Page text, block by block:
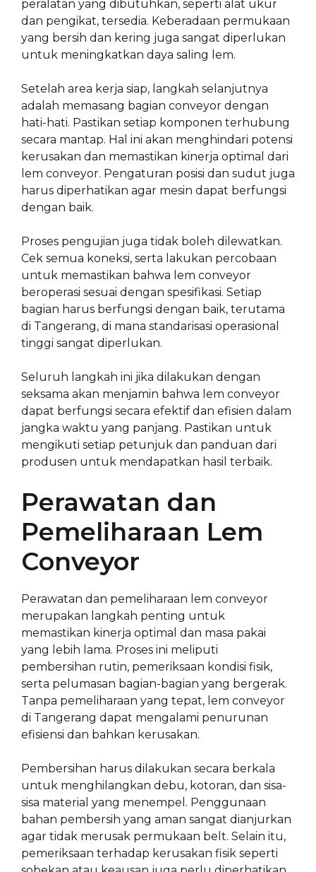
peralatan yang dibutuhkan, seperti alat ukur
dan pengikat, tersedia. Keberadaan permukaan
yang bersih dan kering juga sangat diperlukan
untuk meningkatkan daya saling lem.
Setelah area kerja siap, langkah selanjutnya
adalah memasang bagian conveyor dengan
hati-hati. Pastikan setiap komponen terhubung
secara mantap. Hal ini akan menghindari potensi
kerusakan dan memastikan kinerja optimal dari
lem conveyor. Pengaturan posisi dan sudut juga
harus diperhatikan agar mesin dapat berfungsi
dengan baik.
Proses pengujian juga tidak boleh dilewatkan.
Cek semua koneksi, serta lakukan percobaan
untuk memastikan bahwa lem conveyor
beroperasi sesuai dengan spesifikasi. Setiap
bagian harus berfungsi dengan baik, terutama
di Tangerang, di mana standarisasi operasional
tinggi sangat diperlukan.
Seluruh langkah ini jika dilakukan dengan
seksama akan menjamin bahwa lem conveyor
dapat berfungsi secara efektif dan efisien dalam
jangka waktu yang panjang. Pastikan untuk
mengikuti setiap petunjuk dan panduan dari
produsen untuk mendapatkan hasil terbaik.
Perawatan dan
Pemeliharaan Lem
Conveyor
Perawatan dan pemeliharaan lem conveyor
merupakan langkah penting untuk
memastikan kinerja optimal dan masa pakai
yang lebih lama. Proses ini meliputi
pembersihan rutin, pemeriksaan kondisi fisik,
serta pelumasan bagian-bagian yang bergerak.
Tanpa pemeliharaan yang tepat, lem conveyor
di Tangerang dapat mengalami penurunan
efisiensi dan bahkan kerusakan.
Pembersihan harus dilakukan secara berkala
untuk menghilangkan debu, kotoran, dan sisa-
sisa material yang menempel. Penggunaan
bahan pembersih yang aman sangat dianjurkan
agar tidak merusak permukaan belt. Selain itu,
pemeriksaan terhadap kerusakan fisik seperti